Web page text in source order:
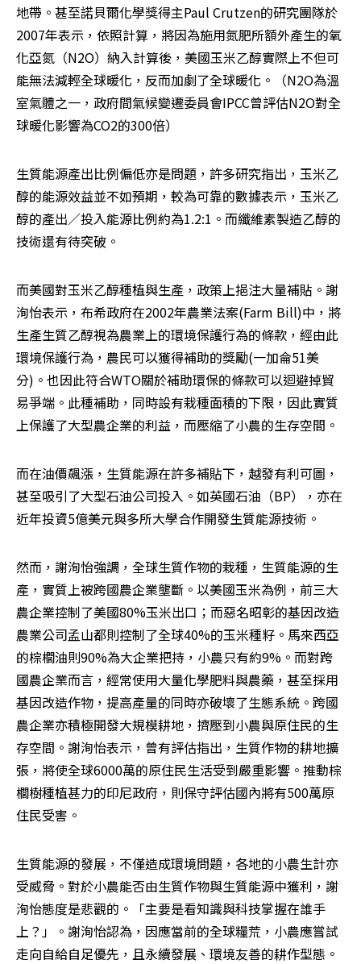
地帶。甚至諾貝爾化學獎得主Paul Crutzen的研究團隊於
2007年表示，依照計算，將因為施用氮肥所額外產生的氧
化亞氮（N2O）納入計算後，美國玉米乙醇實際上不但可
能無法減輕全球暖化，反而加劇了全球暖化。（N2O為溫
室氣體之一，政府間氣候變遷委員會IPCC曾評估N2O對全
球暖化影響為CO2的300倍）
生質能源產出比例偏低亦是問題，許多研究指出，玉米乙
醇的能源效益並不如預期，較為可靠的數據表示，玉米乙
醇的產出／投入能源比例約為1.2:1。而纖維素製造乙醇的
技術還有待突破。
而美國對玉米乙醇種植與生產，政策上挹注大量補貼。謝
洵怡表示，布希政府在2002年農業法案(Farm Bill)中，將
生產生質乙醇視為農業上的環境保護行為的條款，經由此
環境保護行為，農民可以獲得補助的獎勵(一加侖51美
分)。也因此符合WTO關於補助環保的條款可以迴避掉貿
易爭端。此種補助，同時設有栽種面積的下限，因此實質
上保護了大型農企業的利益，而壓縮了小農的生存空間。
而在油價飆漲，生質能源在許多補貼下，越發有利可圖，
甚至吸引了大型石油公司投入。如英國石油（BP），亦在
近年投資5億美元與多所大學合作開發生質能源技術。
然而，謝洵怡強調，全球生質作物的栽種，生質能源的生
產，實質上被跨國農企業壟斷。以美國玉米為例，前三大
農企業控制了美國80%玉米出口；而惡名昭彰的基因改造
農業公司孟山都則控制了全球40%的玉米種籽。馬來西亞
的棕櫚油則90%為大企業把持，小農只有約9%。而對跨
國農企業而言，經常使用大量化學肥料與農藥，甚至採用
基因改造作物，提高產量的同時亦破壞了生態系統。跨國
農企業亦積極開發大規模耕地，擠壓到小農與原住民的生
存空間。謝洵怡表示，曾有評估指出，生質作物的耕地擴
張，將使全球6000萬的原住民生活受到嚴重影響。推動棕
櫚樹種植甚力的印尼政府，則保守評估國內將有500萬原
住民受害。
生質能源的發展，不僅造成環境問題，各地的小農生計亦
受威脅。對於小農能否由生質作物與生質能源中獲利，謝
洵怡態度是悲觀的。「主要是看知識與科技掌握在誰手
上？」。謝洵怡認為，因應當前的全球糧荒，小農應嘗試
走向自給自足優先，且永續發展、環境友善的耕作型態。